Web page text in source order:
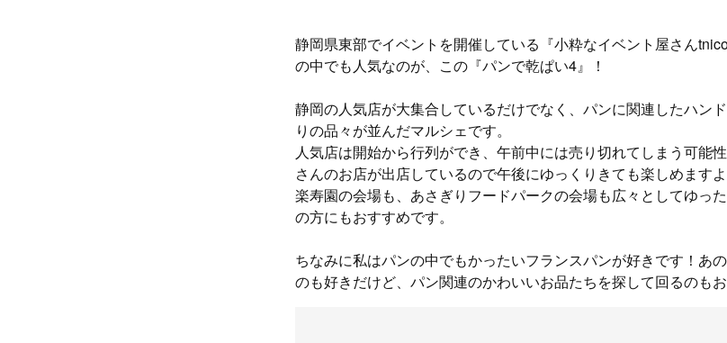
静岡県東部でイベントを開催している『小粋なイベント屋さん
の中でも人気なのが、この『パンで乾ぱい4』！
静岡の人気店が大集合しているだけでなく、パンに関連したハン
りの品々が並んだマルシェです。
人気店は開始から行列ができ、午前中には売り切れてしまう可能
さんのお店が出店しているので午後にゆっくりきても楽しめますよ
楽寿園の会場も、あさぎりフードパークの会場も広々としてゆっ
の方にもおすすめです。
ちなみに私はパンの中でもかったいフランスパンが好きです！あ
のも好きだけど、パン関連のかわいいお品たちを探して回るのもお